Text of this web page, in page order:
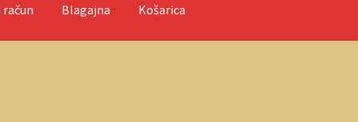
račun Blagajna Košarica